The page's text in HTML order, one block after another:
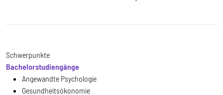
Schwerpunkte
Bachelorstudiengänge
Angewandte Psychologie
Gesundheitsökonomie